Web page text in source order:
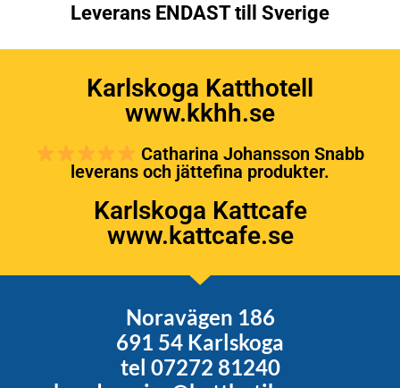
Leverans ENDAST till Sverige
Karlskoga Katthotell
www.kkhh.se
Catharina Johansson Snabb
leverans och jättefina produkter.
Karlskoga Kattcafe
www.kattcafe.se
Noravägen 186
691 54 Karlskoga
tel 07272 81240